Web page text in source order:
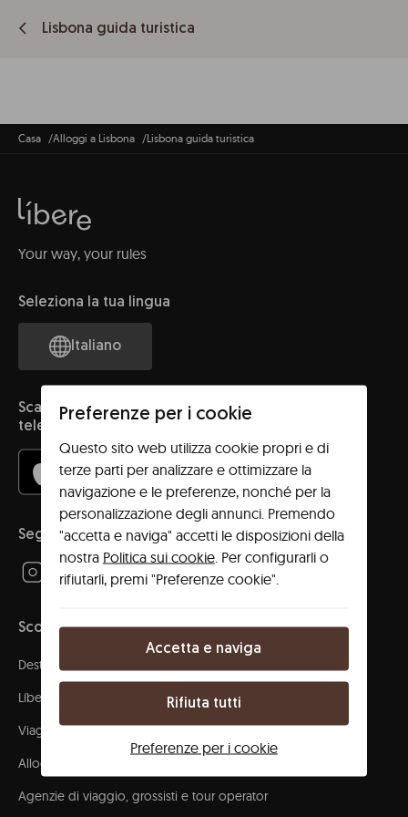
Lisbona guida turistica
Casa Alloggi a Lisbona Lisbona guida turistica
Your way, your rules
Seleziona la tua lingua
Italiano
Scarica l'app e accedi al tuo spazio con il tuo
telefono!
Seguici!
Scopri
Destinazioni
Líbere community
Viaggi aziendali
Alloggio per gruppi
Agenzie di viaggio, grossisti e tour operator
Preferenze per i cookie
Questo sito web utilizza cookie propri e di
terze parti per analizzare e ottimizzare la
navigazione e le preferenze, nonché per la
personalizzazione degli annunci. Premendo
"accetta e naviga" accetti le disposizioni della
nostra Politica sui cookie. Per configurarli o
rifiutarli, premi "Preferenze cookie".
Accetta e naviga
Rifiuta tutti
Preferenze per i cookie